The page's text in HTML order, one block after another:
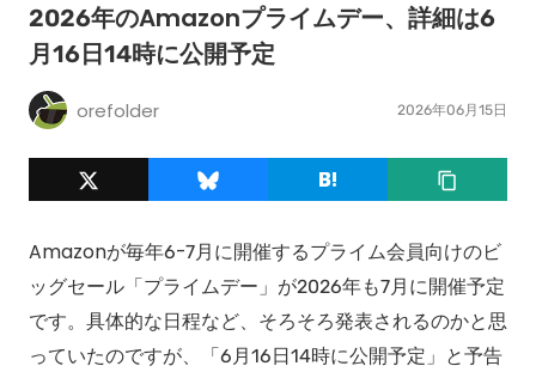
2026年のAmazonプライムデー、詳細は6
月16日14時に公開予定
orefolder 2026年06月15日
Amazonが毎年6-7月に開催するプライム会員向けのビ
ッグセール「プライムデー」が2026年も7月に開催予定
です。具体的な日程など、そろそろ発表されるのかと思
っていたのですが、「6月16日14時に公開予定」と予告